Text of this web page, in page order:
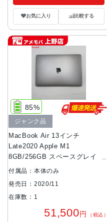
お気に入り 比較する
MacBook Air 13インチ
Late2020 Apple M1
8GB/256GB スペースグレイ
FGN63J/A CPU8 GPU7 ジャン
85%
ジャンク品
付属品：本体のみ
発売日：2020/11
在庫数：1
51,500円 （税込）